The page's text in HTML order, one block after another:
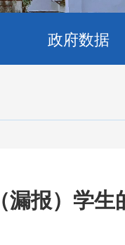
政府数据
漏报）学生